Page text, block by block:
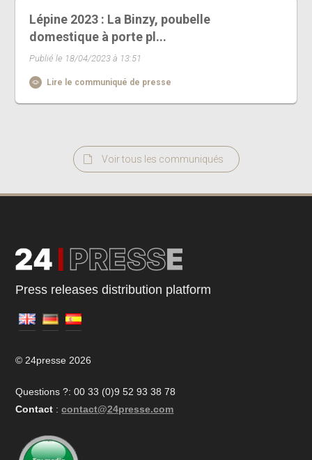
Lépine 2023 : La Binzy, poubelle
domestique à porte pl...
Publié le 18/04/2023 à 13:51
Lire le communiqué de presse
Voir tous les communiqués
Press releases distribution platform
© 24presse 2026
Questions ?: 00 33 (0)9 52 93 38 78
Contact : contact@24presse.com